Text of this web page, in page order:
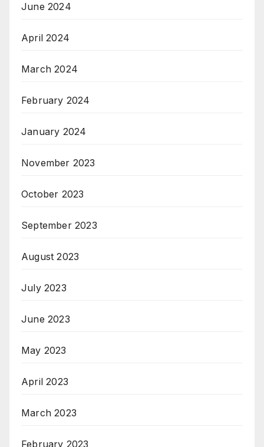
June 2024
April 2024
March 2024
February 2024
January 2024
November 2023
October 2023
September 2023
August 2023
July 2023
June 2023
May 2023
April 2023
March 2023
February 2023